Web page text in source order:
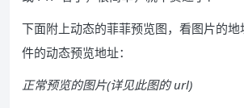
下面附上动态的菲菲预览图，看图片的
件的动态预览地址：
正常预览的图片(详见此图的 url)